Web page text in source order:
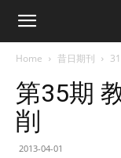
Home 昔日期刊
第35期
削
2013-04-01